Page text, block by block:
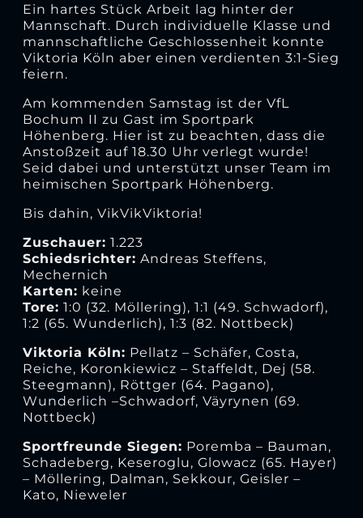
Ein hartes Stück Arbeit lag hinter der
Mannschaft. Durch individuelle Klasse und
mannschaftliche Geschlossenheit konnte
Viktoria Köln aber einen verdienten 3:1-Sieg
feiern.
Am kommenden Samstag ist der VfL
Bochum II zu Gast im Sportpark
Höhenberg. Hier ist zu beachten, dass die
Anstoßzeit auf 18.30 Uhr verlegt wurde!
Seid dabei und unterstützt unser Team im
heimischen Sportpark Höhenberg.
Bis dahin, VikVikViktoria!
Zuschauer: 1.223
Schiedsrichter: Andreas Steffens,
Mechernich
Karten: keine
Tore: 1:0 (32. Möllering), 1:1 (49. Schwadorf),
1:2 (65. Wunderlich), 1:3 (82. Nottbeck)
Viktoria Köln: Pellatz – Schäfer, Costa,
Reiche, Koronkiewicz – Staffeldt, Dej (58.
Steegmann), Röttger (64. Pagano),
Wunderlich –Schwadorf, Väyrynen (69.
Nottbeck)
Sportfreunde Siegen: Poremba – Bauman,
Schadeberg, Keseroglu, Glowacz (65. Hayer)
– Möllering, Dalman, Sekkour, Geisler –
Kato, Nieweler